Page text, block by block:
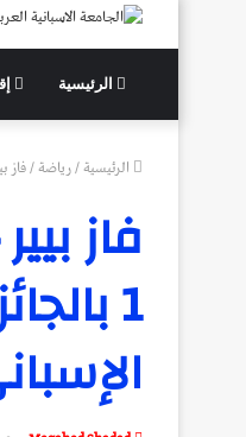
الرئيسية
الرئيسية/رياضة/فاز بيير
فاز
1